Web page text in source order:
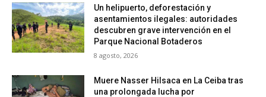
Un helipuerto, deforestación y
asentamientos ilegales: autoridades
descubren grave intervención en el
Parque Nacional Botaderos
8 agosto, 2026
Muere Nasser Hilsaca en La Ceiba tras
una prolongada lucha por